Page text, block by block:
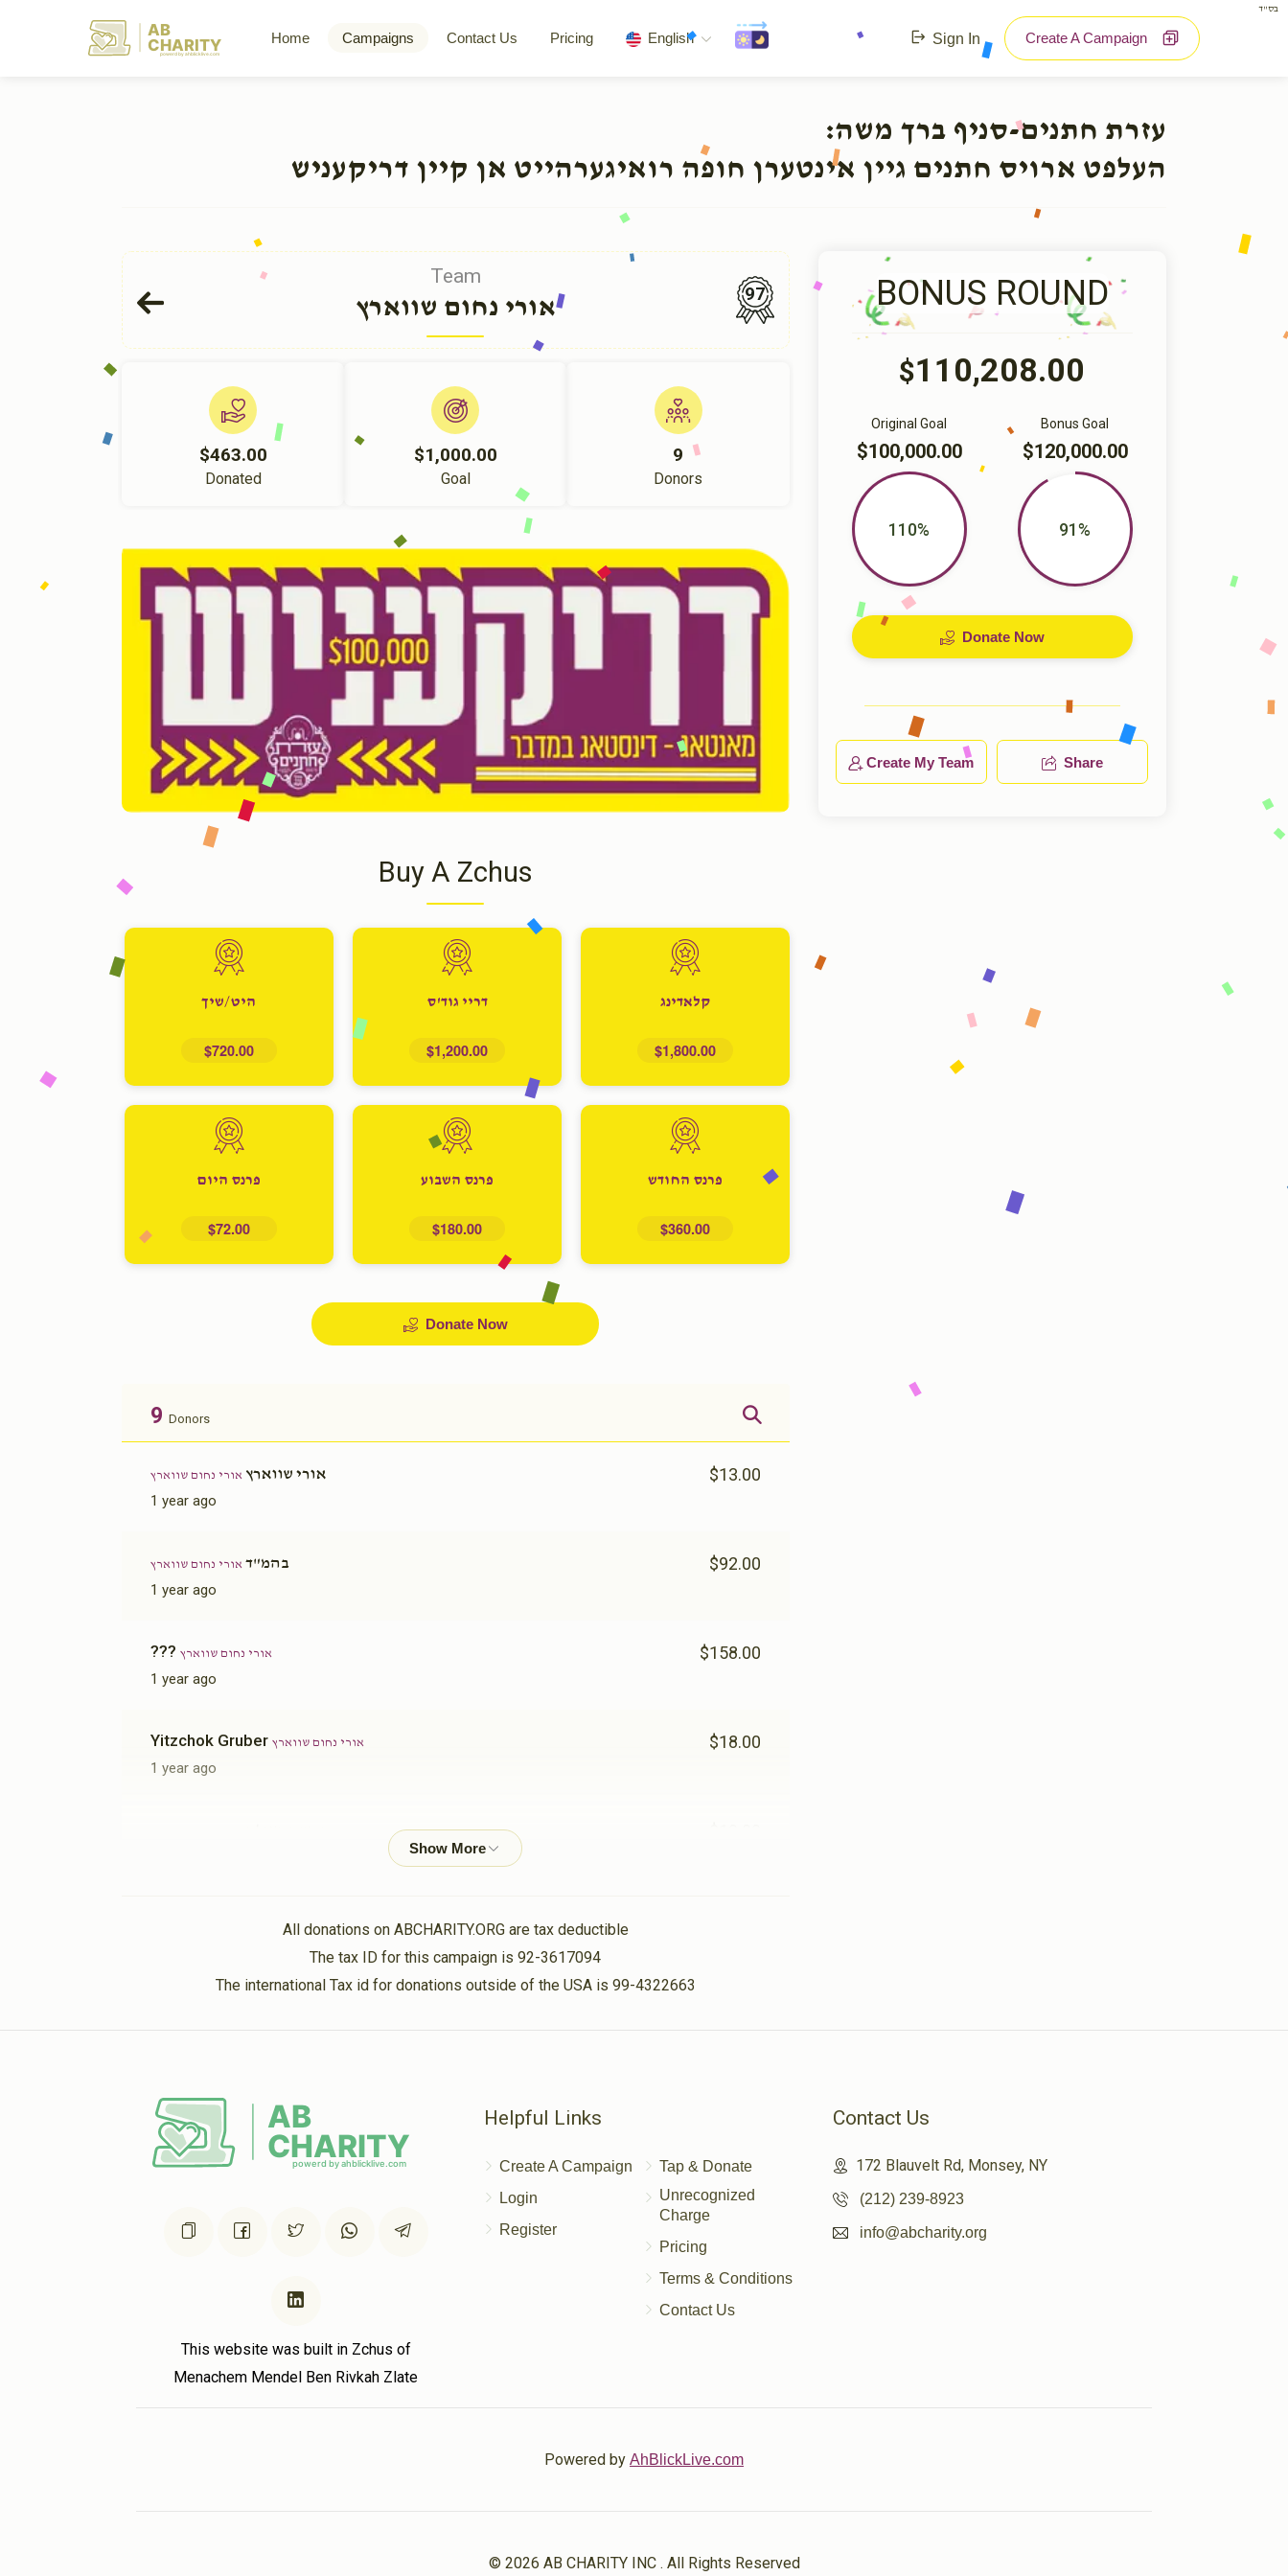
בס"ד
AB
CHARITY
powerd by ahblicklive.com
Home Campaigns Contact Us Pricing English Sign In Create A Campaign
עזרת חתנים-סניף ברך משה:
העלפט ארויס חתנים גיין אינטערן חופה רואיגערהייט אן קיין דריקעניש
Team
אורי נחום שווארץ 97
$463.00
Donated
$1,000.00
Goal
9
Donors
Buy A Zchus
קלאדינג
$1,800.00
דריי גוד'ס
$1,200.00
היט/שיך
$720.00
פרנס החודש
$360.00
פרנס השבוע
$180.00
פרנס היום
$72.00
Donate Now
9 Donors
אורי שווארץ אורי נחום שווארץ
1 year ago
$13.00
בהמ"ד אורי נחום שווארץ
1 year ago
$92.00
??? אורי נחום שווארץ
1 year ago
$158.00
Yitzchok Gruber אורי נחום שווארץ
1 year ago
$18.00
משה יקתואל שווארץ
ביהמ"ד אורי נחום שווארץ
1 year ago
All donations on ABCHARITY.ORG are tax deductible
The tax ID for this campaign is 92-3617094
The international Tax id for donations outside of the USA is 99-4322663
BONUS ROUND
$110,208.00
Bonus Goal
$120,000.00
91%
Original Goal
$100,000.00
110%
Donate Now
Create My Team Share
This website was built in Zchus of
Menachem Mendel Ben Rivkah Zlate
Helpful Links
Create A Campaign
Login
Register
Tap & Donate
Unrecognized
Charge
Pricing
Terms & Conditions
Contact Us
Contact Us
172 Blauvelt Rd, Monsey, NY
(212) 239-8923
info@abcharity.org
Powered by AhBlickLive.com
© 2026 AB CHARITY INC . All Rights Reserved